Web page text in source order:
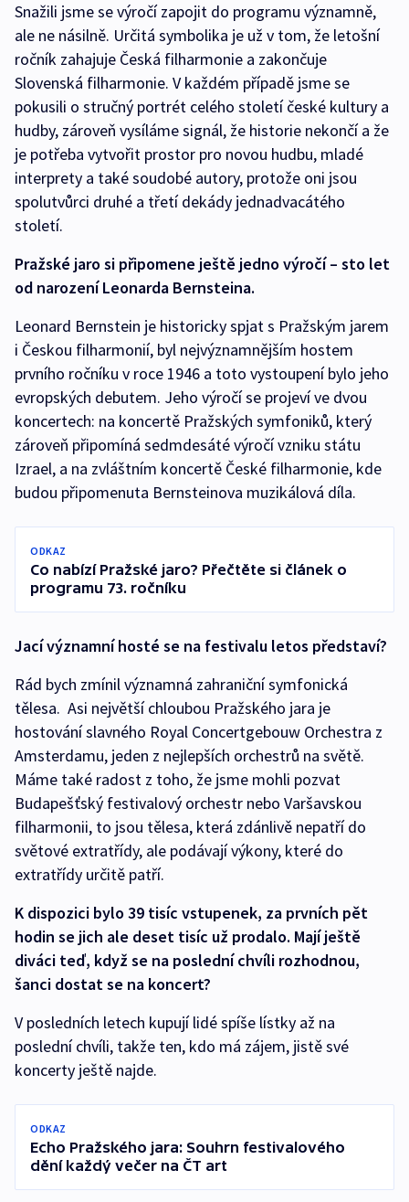
Snažili jsme se výročí zapojit do programu významně,
ale ne násilně. Určitá symbolika je už v tom, že letošní
ročník zahajuje Česká filharmonie a zakončuje
Slovenská filharmonie. V každém případě jsme se
pokusili o stručný portrét celého století české kultury a
hudby, zároveň vysíláme signál, že historie nekončí a že
je potřeba vytvořit prostor pro novou hudbu, mladé
interprety a také soudobé autory, protože oni jsou
spolutvůrci druhé a třetí dekády jednadvacátého
století.
Pražské jaro si připomene ještě jedno výročí – sto let
od narození Leonarda Bernsteina.
Leonard Bernstein je historicky spjat s Pražským jarem
i Českou filharmonií, byl nejvýznamnějším hostem
prvního ročníku v roce 1946 a toto vystoupení bylo jeho
evropských debutem. Jeho výročí se projeví ve dvou
koncertech: na koncertě Pražských symfoniků, který
zároveň připomíná sedmdesáté výročí vzniku státu
Izrael, a na zvláštním koncertě České filharmonie, kde
budou připomenuta Bernsteinova muzikálová díla.
ODKAZ
Co nabízí Pražské jaro? Přečtěte si článek o
programu 73. ročníku
Jací významní hosté se na festivalu letos představí?
Rád bych zmínil významná zahraniční symfonická
tělesa. Asi největší chloubou Pražského jara je
hostování slavného Royal Concertgebouw Orchestra z
Amsterdamu, jeden z nejlepších orchestrů na světě.
Máme také radost z toho, že jsme mohli pozvat
Budapešťský festivalový orchestr nebo Varšavskou
filharmonii, to jsou tělesa, která zdánlivě nepatří do
světové extratřídy, ale podávají výkony, které do
extratřídy určitě patří.
K dispozici bylo 39 tisíc vstupenek, za prvních pět
hodin se jich ale deset tisíc už prodalo. Mají ještě
diváci teď, když se na poslední chvíli rozhodnou,
šanci dostat se na koncert?
V posledních letech kupují lidé spíše lístky až na
poslední chvíli, takže ten, kdo má zájem, jistě své
koncerty ještě najde.
ODKAZ
Echo Pražského jara: Souhrn festivalového
dění každý večer na ČT art